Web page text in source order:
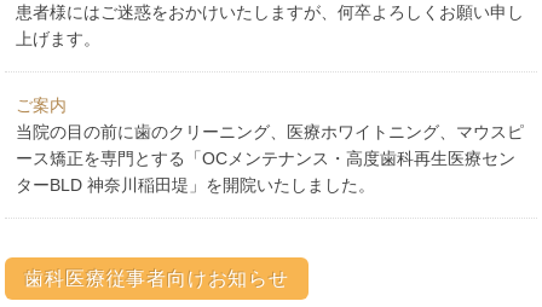
診療日：月・火・水・土
患者様にはご迷惑をおかけいたしますが、何卒よろしくお願い申し
上げます。
ご案内
当院の目の前に歯のクリーニング、医療ホワイトニング、マウスピ
ース矯正を専門とする「OCメンテナンス・高度歯科再生医療セン
ターBLD 神奈川稲田堤」 を開院いたしました。
歯科医療従事者向けお知らせ